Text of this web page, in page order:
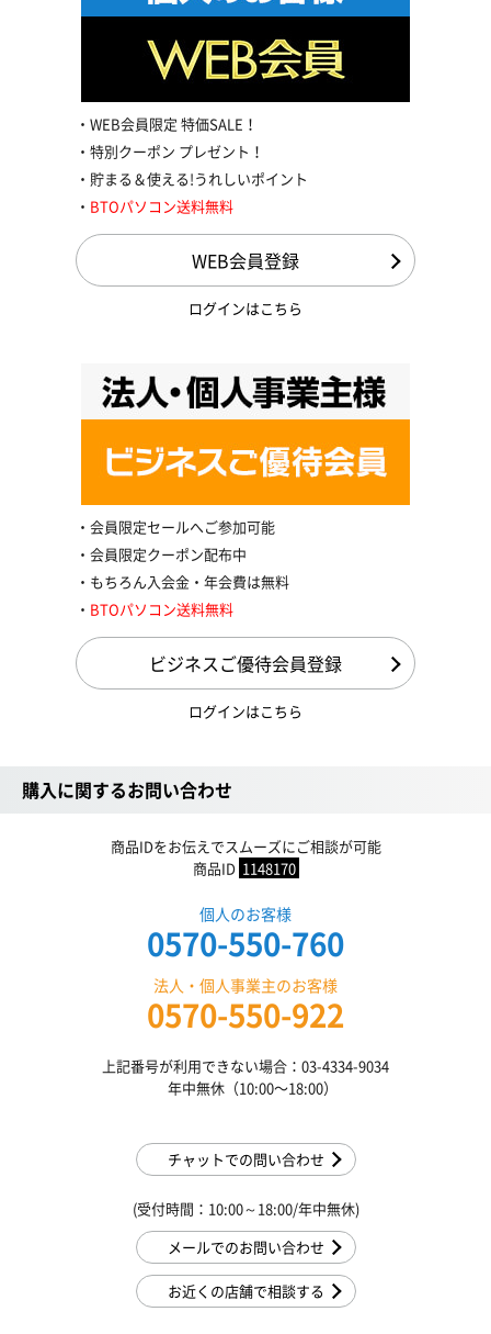
WEB会員限定 特価SALE！
特別クーポン プレゼント！
貯まる＆使える!うれしいポイント
BTOパソコン送料無料
WEB会員登録
ログインはこちら
会員限定セールへご参加可能
会員限定クーポン配布中
もちろん入会金・年会費は無料
BTOパソコン送料無料
ビジネスご優待会員登録
ログインはこちら
購入に関するお問い合わせ
商品IDをお伝えでスムーズにご相談が可能
商品ID 1148170
個人のお客様
0570-550-760
法人・個人事業主のお客様
0570-550-922
上記番号が利用できない場合：03-4334-9034
年中無休（10:00〜18:00）
チャットでの問い合わせ
(受付時間：10:00～18:00/年中無休)
メールでのお問い合わせ
お近くの店舗で相談する